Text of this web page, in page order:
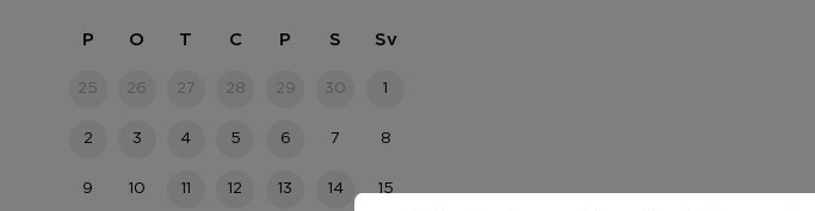
P O T C P S Sv
25 26 27 28 29 30 1
2 3 4 5 6 7 8
9 10 11 12 13 14 15